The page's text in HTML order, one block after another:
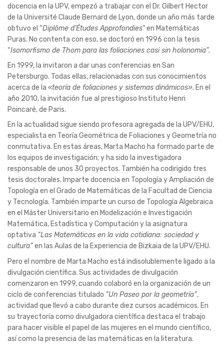
docencia en la UPV, empezó a trabajar con el Dr. Gilbert Hector
de la Université Claude Bernard de Lyon, donde un año más tarde
obtuvo el “Diplôme d’Études Approfondies” en Matemáticas
Puras. No contenta con eso, se doctoró en 1996 con la tesis
“Isomorfismo de Thom para las foliaciones casi sin holonomia”.
En 1999, la invitaron a dar unas conferencias en San
Petersburgo. Todas ellas, relacionadas con sus conocimientos
acerca de la «teoría de foliaciones y sistemas dinámicos». En el
año 2010, la invitación fue al prestigioso Instituto Henri
Poincaré, de Paris.
En la actualidad sigue siendo profesora agregada de la UPV/EHU,
especialista en Teoría Geométrica de Foliaciones y Geometría no
conmutativa. En estas áreas, Marta Macho ha formado parte de
los equipos de investigación; y ha sido la investigadora
responsable de unos 30 proyectos. También ha codirigido tres
tesis doctorales. Imparte docencia en Topología y Ampliación de
Topología en el Grado de Matemáticas de la Facultad de Ciencia
y Tecnología. También imparte un curso de Topología Algebraica
en el Máster Universitario en Modelización e Investigación
Matemática, Estadística y Computación y la asignatura
optativa “Las Matemáticas en la vida cotidiana: sociedad y
cultura”en las Aulas de la Experiencia de Bizkaia de la UPV/EHU.
Pero el nombre de Marta Macho está indisolublemente ligado a la
divulgación científica. Sus actividades de divulgación
comenzaron en 1999, cuando colaboró en la organización de un
ciclo de conferencias titulado “Un Paseo por la geometría”,
actividad que llevó a cabo durante diez cursos académicos. En
su trayectoria como divulgadora científica destaca el trabajo
para hacer visible el papel de las mujeres en el mundo científico,
así como la presencia de las matemáticas en la literatura.